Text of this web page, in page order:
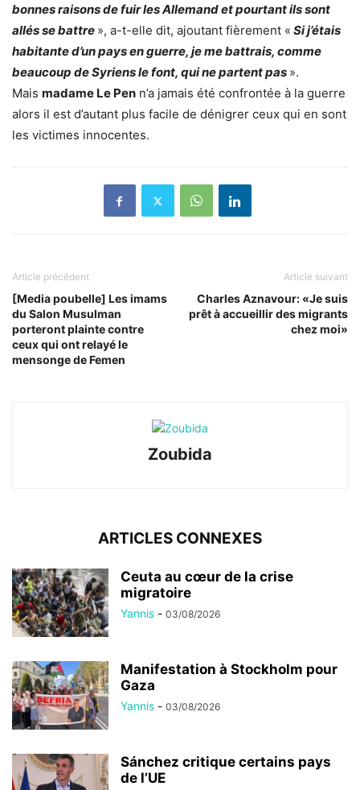
bonnes raisons de fuir les Allemand et pourtant ils sont
allés se battre », a-t-elle dit, ajoutant fièrement « Si j’étais
habitante d’un pays en guerre, je me battrais, comme
beaucoup de Syriens le font, qui ne partent pas ».
Mais madame Le Pen n’a jamais été confrontée à la guerre
alors il est d’autant plus facile de dénigrer ceux qui en sont
les victimes innocentes.
Article précédent
[Media poubelle] Les imams
du Salon Musulman
porteront plainte contre
ceux qui ont relayé le
mensonge de Femen
Article suivant
Charles Aznavour: «Je suis
prêt à accueillir des migrants
chez moi»
Zoubida
ARTICLES CONNEXES
Ceuta au cœur de la crise
migratoire
Yannis - 03/08/2026
Manifestation à Stockholm pour
Gaza
Yannis - 03/08/2026
Sánchez critique certains pays
de l’UE